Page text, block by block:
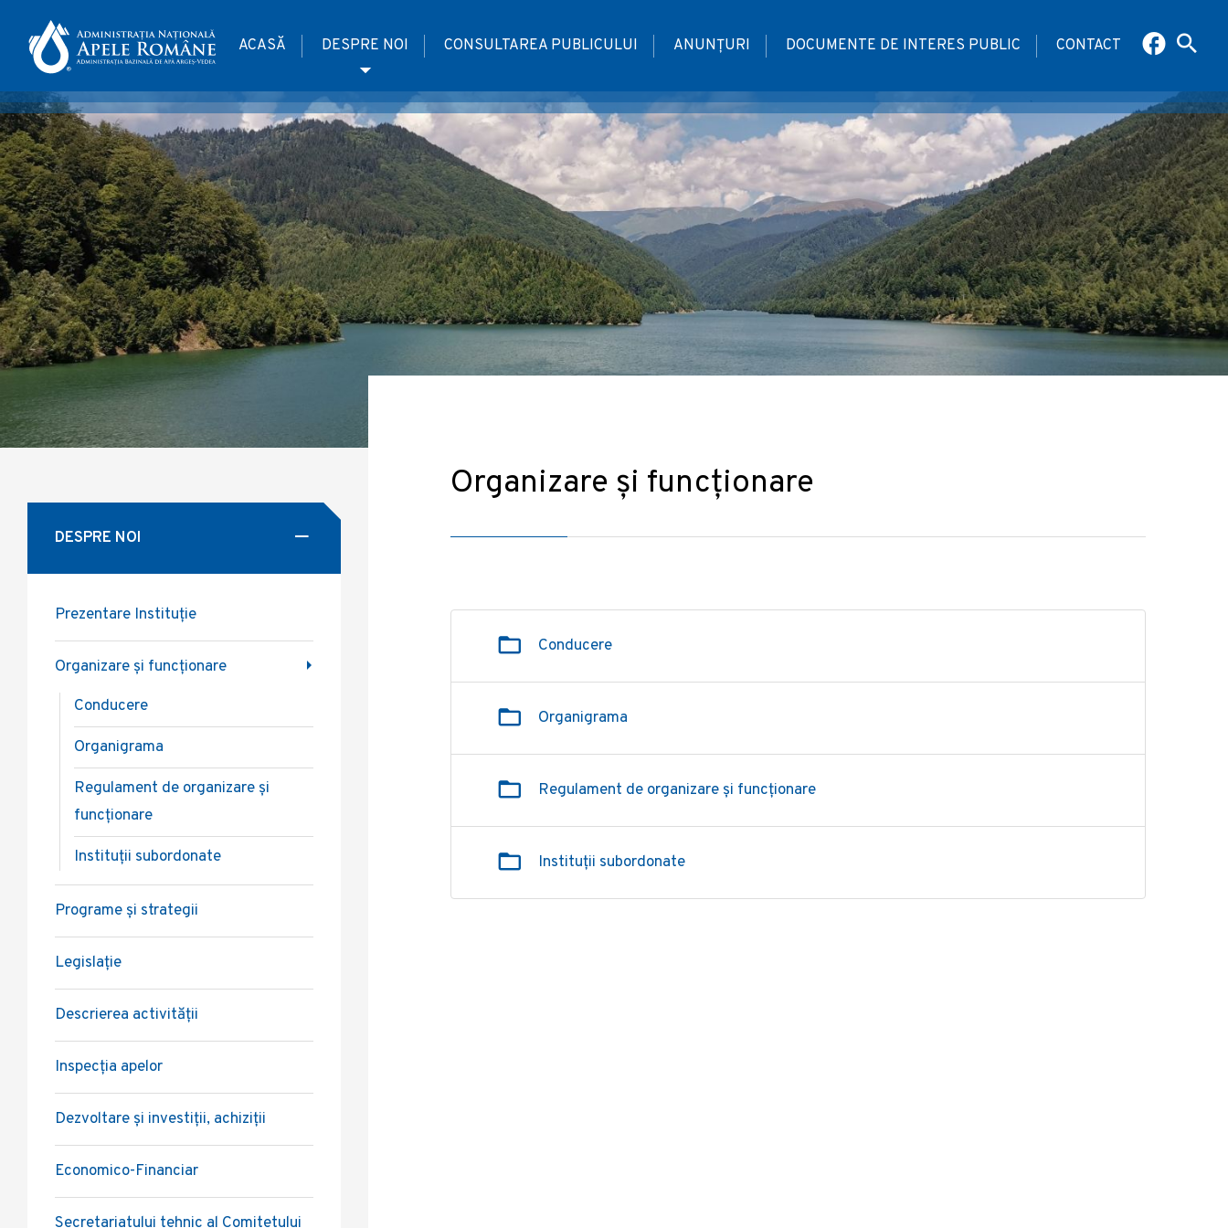
ACASĂ DESPRE NOI CONSULTAREA PUBLICULUI ANUNȚURI DOCUMENTE DE INTERES PUBLIC CONTACT
Organizare și funcționare
Conducere
Organigrama
Regulament de organizare și funcționare
Instituții subordonate
DESPRE NOI
Prezentare Instituție
Organizare și funcționare
Conducere
Organigrama
Regulament de organizare și
funcționare
Instituții subordonate
Programe și strategii
Legislație
Descrierea activității
Inspecția apelor
Dezvoltare și investiții, achiziții
Economico-Financiar
Secretariatului tehnic al Comitetului